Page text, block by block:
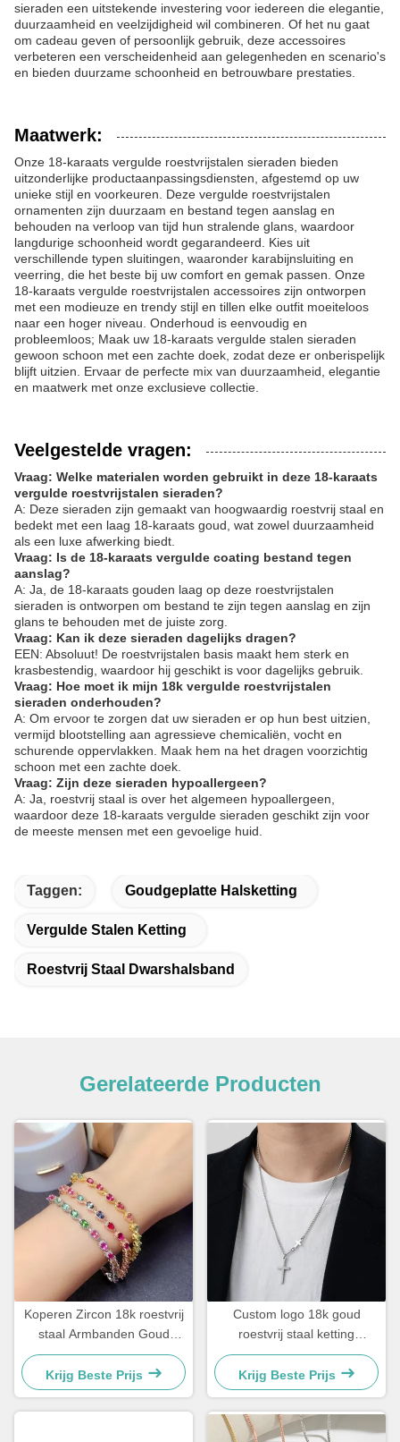
sieraden een uitstekende investering voor iedereen die elegantie,
duurzaamheid en veelzijdigheid wil combineren. Of het nu gaat
om cadeau geven of persoonlijk gebruik, deze accessoires
verbeteren een verscheidenheid aan gelegenheden en scenario's
en bieden duurzame schoonheid en betrouwbare prestaties.
Maatwerk:
Onze 18-karaats vergulde roestvrijstalen sieraden bieden
uitzonderlijke productaanpassingsdiensten, afgestemd op uw
unieke stijl en voorkeuren. Deze vergulde roestvrijstalen
ornamenten zijn duurzaam en bestand tegen aanslag en
behouden na verloop van tijd hun stralende glans, waardoor
langdurige schoonheid wordt gegarandeerd. Kies uit
verschillende typen sluitingen, waaronder karabijnsluiting en
veerring, die het beste bij uw comfort en gemak passen. Onze
18-karaats vergulde roestvrijstalen accessoires zijn ontworpen
met een modieuze en trendy stijl en tillen elke outfit moeiteloos
naar een hoger niveau. Onderhoud is eenvoudig en
probleemloos; Maak uw 18-karaats vergulde stalen sieraden
gewoon schoon met een zachte doek, zodat deze er onberispelijk
blijft uitzien. Ervaar de perfecte mix van duurzaamheid, elegantie
en maatwerk met onze exclusieve collectie.
Veelgestelde vragen:
Vraag: Welke materialen worden gebruikt in deze 18-karaats
vergulde roestvrijstalen sieraden?
A: Deze sieraden zijn gemaakt van hoogwaardig roestvrij staal en
bedekt met een laag 18-karaats goud, wat zowel duurzaamheid
als een luxe afwerking biedt.
Vraag: Is de 18-karaats vergulde coating bestand tegen
aanslag?
A: Ja, de 18-karaats gouden laag op deze roestvrijstalen
sieraden is ontworpen om bestand te zijn tegen aanslag en zijn
glans te behouden met de juiste zorg.
Vraag: Kan ik deze sieraden dagelijks dragen?
EEN: Absoluut! De roestvrijstalen basis maakt hem sterk en
krasbestendig, waardoor hij geschikt is voor dagelijks gebruik.
Vraag: Hoe moet ik mijn 18k vergulde roestvrijstalen
sieraden onderhouden?
A: Om ervoor te zorgen dat uw sieraden er op hun best uitzien,
vermijd blootstelling aan agressieve chemicaliën, vocht en
schurende oppervlakken. Maak hem na het dragen voorzichtig
schoon met een zachte doek.
Vraag: Zijn deze sieraden hypoallergeen?
A: Ja, roestvrij staal is over het algemeen hypoallergeen,
waardoor deze 18-karaats vergulde sieraden geschikt zijn voor
de meeste mensen met een gevoelige huid.
Taggen: Goudgeplatte Halsketting
Vergulde Stalen Ketting
Roestvrij Staal Dwarshalsband
Gerelateerde Producten
Koperen Zircon 18k roestvrij
staal Armbanden Goud
geplatte Diamant
vrouwenarmband
Krijg Beste Prijs
Custom logo 18k goud
roestvrij staal ketting
mannen sieraden kruis
hanger kettingen
Krijg Beste Prijs